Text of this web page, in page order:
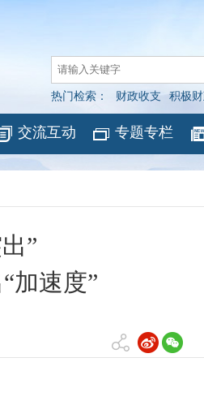
热门检索： 财政收支 积极
交流互动 专题专栏
”
加速度”